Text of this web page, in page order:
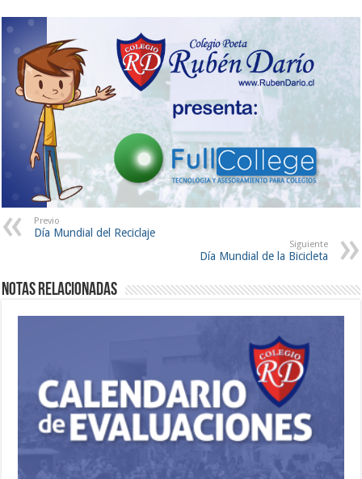
Previo
Día Mundial del Reciclaje
Siguiente
Día Mundial de la Bicicleta
Notas Relacionadas